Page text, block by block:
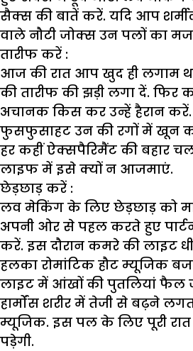
सैक्स की बातें करें. यदि आप
वाले नौटी जोक्स उन पलों का
तारीफ करें :
आज की रात आप खुद ही लगाम
की तारीफ की झड़ी लगा दें.
अचानक किस कर उन्हें हैरान
फुसफुसाहट उन की रगों में खून
हर कहीं ऐक्सपैरिमैंट की बहार
लाइफ में इसे क्यों न आजमाएं.
छेड़छाड़ करें :
लव मेकिंग के लिए छेड़छाड़ को
अपनी ओर से पहल करते हुए
करें. इस दौरान कमरे की लाइट
हलका रोमांटिक हौट म्यूजिक
लाइट में आंखों की पुतलियां फैल
हार्मोंस शरीर में तेजी से बढ़ने
म्यूजिक. इस पल के लिए पूरी
पड़ेगी.